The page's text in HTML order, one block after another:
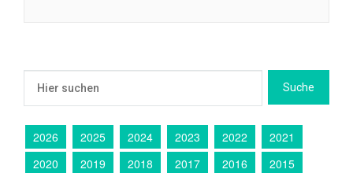
2026 2025 2024 2023 2022
2021
2020
2019 2018 2017 2016
2015